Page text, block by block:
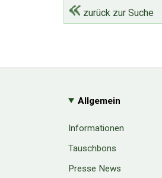
zurück zur Suche
Allgemein
Informationen
Tauschbons
Presse News